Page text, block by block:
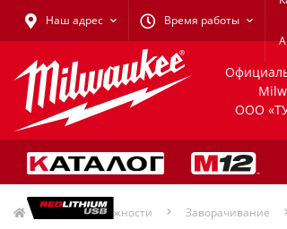
Наш адрес Время работы
ООО
Принадлежности Заворачивание